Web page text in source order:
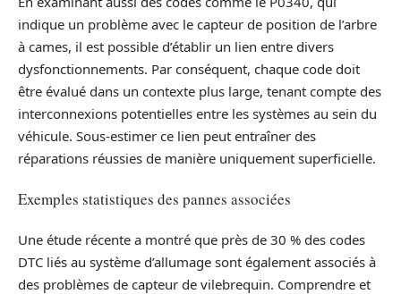
indique un problème avec le capteur de position de l’arbre
à cames, il est possible d’établir un lien entre divers
dysfonctionnements. Par conséquent, chaque code doit
être évalué dans un contexte plus large, tenant compte des
interconnexions potentielles entre les systèmes au sein du
véhicule. Sous-estimer ce lien peut entraîner des
réparations réussies de manière uniquement superficielle.
Exemples statistiques des pannes associées
Une étude récente a montré que près de 30 % des codes
DTC liés au système d’allumage sont également associés à
des problèmes de capteur de vilebrequin. Comprendre et